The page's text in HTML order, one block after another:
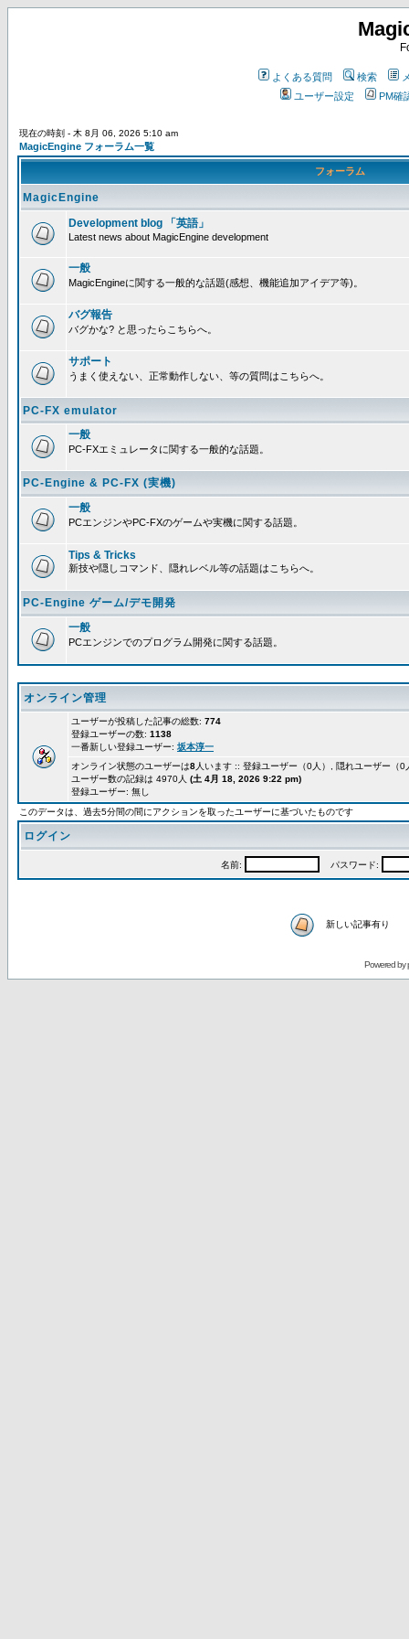
よくある質問 検索
ユーザー設定
PM確
現在の時刻 - 木 8月 06, 2026 5:10 am
MagicEngine フォーラム一覧
フォーラム
MagicEngine
Development blog 「英語」
Latest news about MagicEngine development
一般
MagicEngineに関する一般的な話題(感想、機能追加アイデア等)。
バグ報告
バグかな? と思ったらこちらへ。
サポート
うまく使えない、正常動作しない、等の質問はこちらへ。
PC-FX emulator
一般
PC-FXエミュレータに関する一般的な話題。
PC-Engine & PC-FX (実機)
一般
PCエンジンやPC-FXのゲームや実機に関する話題。
Tips & Tricks
新技や隠しコマンド、隠れレベル等の話題はこちらへ。
PC-Engine ゲーム/デモ開発
一般
PCエンジンでのプログラム開発に関する話題。
オンライン管理
ユーザーが投稿した記事の総数: 774
登録ユーザーの数: 1138
一番新しい登録ユーザー: 坂本淳一
オンライン状態のユーザーは8人います :: 登録ユーザー（0人）, 隠れユーザー
ユーザー数の記録は 4970人 (土 4月 18, 2026 9:22 pm)
登録ユーザー: 無し
このデータは、過去5分間の間にアクションを取ったユーザーに基づいたものです
ログイン
名前: パスワード:
新しい記事有り
Powered by